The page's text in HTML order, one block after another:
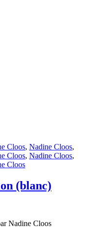
Cloos, Nadine Cloos,
Cloos, Nadine Cloos,
Cloos
(blanc)
Nadine Cloos